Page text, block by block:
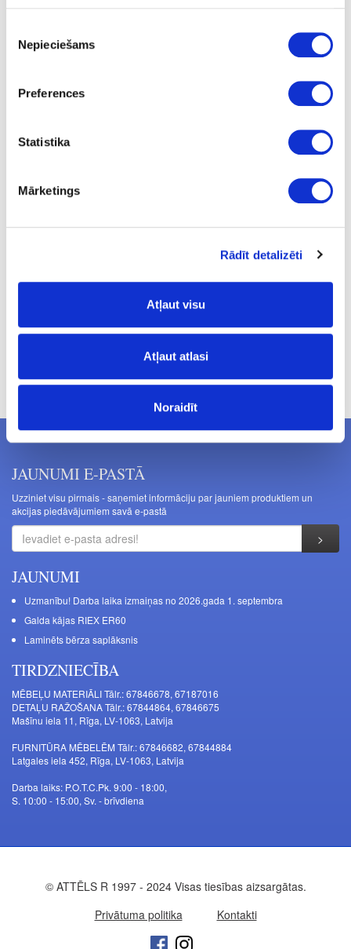
izvēle
Nepieciešams
Preferences
Statistika
Mārketings
Rādīt detalizēti
Atļaut visu
Atļaut atlasi
Noraidīt
Uzdot jautājumu
WC aizgrieznis TAVIRA / HELIX 200,
Cenas norādītas bez PVN. Cenas var tikt mainītas bez iepriekšēja
brīdinājuma.
JAUNUMI E-PASTĀ
Uzziniet visu pirmais - saņemiet informāciju par jauniem produktiem un
akcijas piedāvājumiem savā e-pastā
JAUNUMI
Uzmanību! Darba laika izmaiņas no 2026.gada 1. septembra
Galda kājas RIEX ER60
Laminēts bērza saplāksnis
TIRDZNIECĪBA
MĒBEĻU MATERIĀLI Tālr.: 67846678, 67187016
DETAĻU RAŽOŠANA Tālr.: 67844864, 67846675
Mašīnu iela 11, Rīga, LV-1063, Latvija
FURNITŪRA MĒBELĒM Tālr.: 67846682, 67844884
Latgales iela 452, Rīga, LV-1063, Latvija
Darba laiks: P.O.T.C.Pk. 9:00 - 18:00,
S. 10:00 - 15:00, Sv. - brīvdiena
© ATTĒLS R 1997 - 2024 Visas tiesības aizsargātas.
Privātuma politika
Kontakti